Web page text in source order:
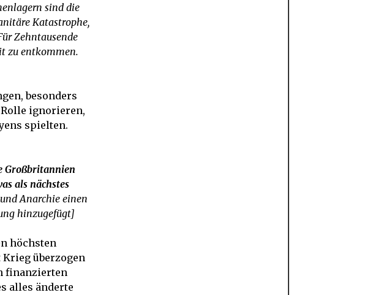
sind die
Katastrophe,
Zehntausende
zu entkommen.
besonders
ignorieren,
spielten.
Großbritannien
als nächstes
Anarchie einen
hinzugefügt]
höchsten
überzogen
finanzierten
alles änderte